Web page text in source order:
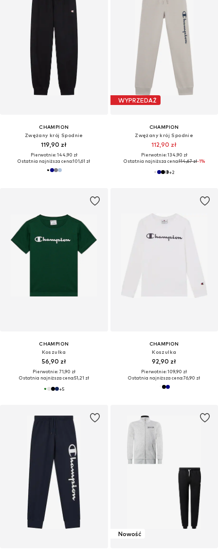
CHAMPION
Zwężany krój Spodnie
119,90 zł
Pierwotnie: 144,90 zł
Ostatnia najniższa cena:101,61 zł
WYPRZEDAŻ
CHAMPION
Zwężany krój Spodnie
112,90 zł
Pierwotnie: 134,90 zł
Ostatnia najniższa cena:114,67 zł-1%
+2
CHAMPION
Koszulka
56,90 zł
Pierwotnie: 71,90 zł
Ostatnia najniższa cena:51,21 zł
+5
CHAMPION
Koszulka
92,90 zł
Pierwotnie: 109,90 zł
Ostatnia najniższa cena:76,90 zł
Nowość